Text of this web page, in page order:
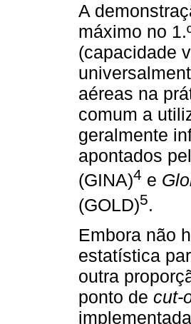
A
máximo no
(capacidade
aéreas na
comum a
geralmente
apontados
(GINA)4 e
(GOLD)5.
Embora não
estatística
outra
ponto de cut-